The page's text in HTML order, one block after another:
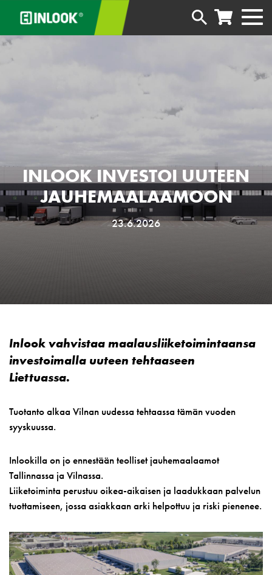
INLOOK INVESTOI UUTEEN
JAUHEMAALAAMOON
23.6.2026
Inlook vahvistaa maalausliiketoimintaansa
investoimalla uuteen tehtaaseen
Liettuassa.
Tuotanto alkaa Vilnan uudessa tehtaassa tämän vuoden
syyskuussa.
Inlookilla on jo ennestään teolliset jauhemaalaamot
Tallinnassa ja Vilnassa.
Liiketoiminta perustuu oikea-aikaisen ja laadukkaan palvelun
tuottamiseen, jossa asiakkaan arki helpottuu ja riski pienenee.